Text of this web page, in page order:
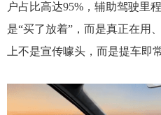
户占比高达95%，辅助驾驶里
是“买了放着”，而是真正在用
上不是宣传噱头，而是提车即